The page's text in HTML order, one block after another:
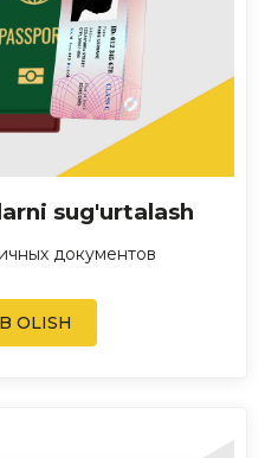
sug'urtalash
документов
OLISH